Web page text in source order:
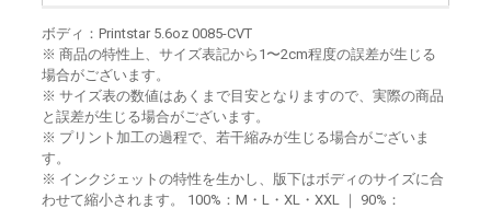
ボディ：Printstar 5.6oz 0085-CVT
※ 商品の特性上、サイズ表記から1〜2cm程度の誤差が生じる
場合がございます。
※ サイズ表の数値はあくまで目安となりますので、実際の商品
と誤差が生じる場合がございます。
※ プリント加工の過程で、若干縮みが生じる場合がございま
す。
※ インクジェットの特性を生かし、版下はボディのサイズに合
わせて縮小されます。 100%：M・L・XL・XXL ｜ 90%：